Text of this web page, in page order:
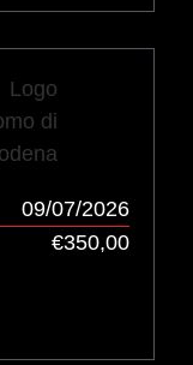
09/07/2026
€350,00